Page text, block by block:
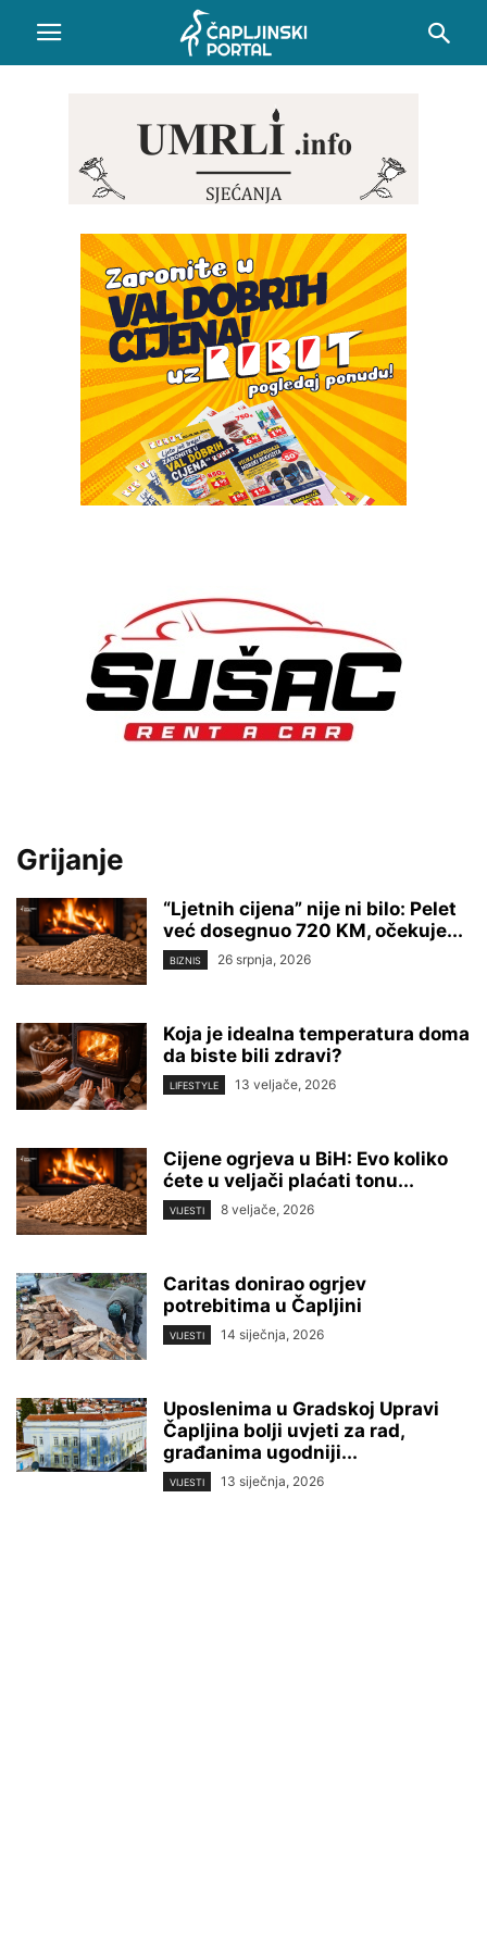
Grijanje
“Ljetnih cijena” nije ni bilo: Pelet
već dosegnuo 720 KM, očekuje...
BIZNIS 26 srpnja, 2026
Koja je idealna temperatura doma
da biste bili zdravi?
LIFESTYLE 13 veljače, 2026
Cijene ogrjeva u BiH: Evo koliko
ćete u veljači plaćati tonu...
VIJESTI 8 veljače, 2026
Caritas donirao ogrjev
potrebitima u Čapljini
VIJESTI 14 siječnja, 2026
Uposlenima u Gradskoj Upravi
Čapljina bolji uvjeti za rad,
građanima ugodniji...
VIJESTI 13 siječnja, 2026